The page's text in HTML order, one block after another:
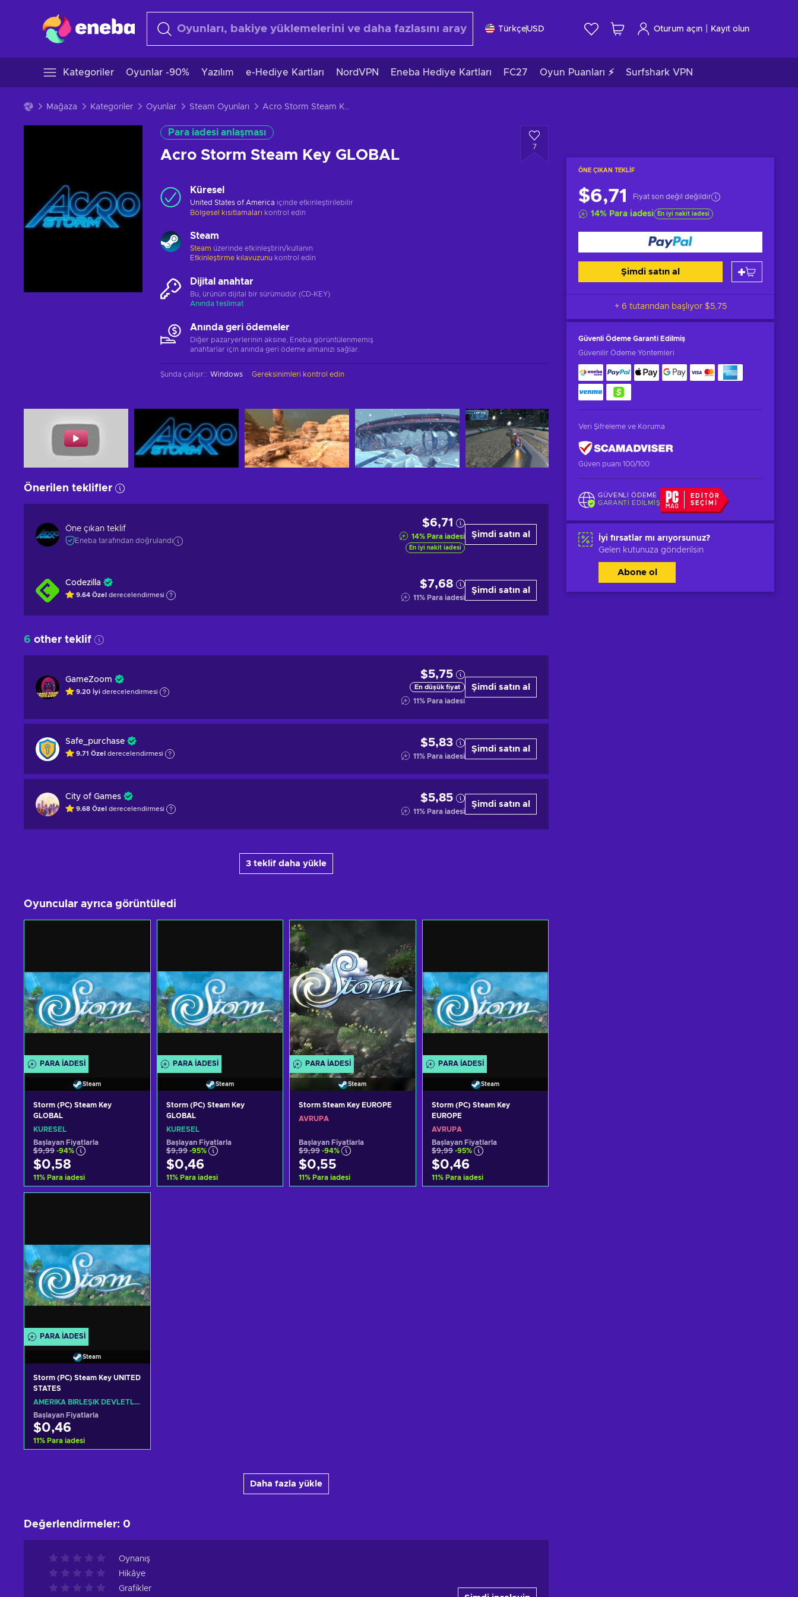
TürkçeUSD Oturum açın Kayıt olun
Kategoriler Oyunlar -90% Yazılım e-Hediye Kartları NordVPN Eneba Hediye Kartları FC27 Oyun Puanları ⚡ Surfshark VPN
Mağaza Kategoriler Oyunlar Steam Oyunları Acro Storm Steam Key GLOBAL
Para iadesi anlaşması
Acro Storm Steam Key GLOBAL
7
ÖNE ÇIKAN TEKLIF
$6,71 Fiyat son değil değildir
14% Para iadesi En iyi nakit iadesi
Şimdi satın al
+ 6 tutarından başlıyor $5,75
Güvenli Ödeme Garanti Edilmiş
Güvenilir Ödeme Yöntemleri
Veri Şifreleme ve Koruma
Güven puanı 100/100
GÜVENLI ÖDEME
GARANTI EDILMIŞ
EDITÖR
SEÇIMI
İyi fırsatlar mı arıyorsunuz?
Gelen kutunuza gönderilsin
Abone ol
Küresel
United States of America içinde etkinleştirilebilir
Bölgesel kısıtlamaları kontrol edin
Steam
Steam üzerinde etkinleştirin/kullanın
Etkinleştirme kılavuzunu kontrol edin
Dijital anahtar
Bu, ürünün dijital bir sürümüdür (CD-KEY)
Anında teslimat
Anında geri ödemeler
Diğer pazaryerlerinin aksine, Eneba görüntülenmemiş
anahtarlar için anında geri ödeme almanızı sağlar.
Şunda çalışır:: Windows Gereksinimleri kontrol edin
Önerilen teklifler
Öne çıkan teklif
Eneba tarafından doğrulandı
$6,71
14% Para iadesi
En iyi nakit iadesi
Şimdi satın al
Codezilla
9.64 Özel derecelendirmesi
$7,68
11% Para iadesi
Şimdi satın al
6 other teklif
GameZoom
9.20 İyi derecelendirmesi
$5,75
En düşük fiyat
11% Para iadesi
Şimdi satın al
Safe_purchase
9.71 Özel derecelendirmesi
$5,83
11% Para iadesi
Şimdi satın al
City of Games
9.68 Özel derecelendirmesi
$5,85
11% Para iadesi
Şimdi satın al
3 teklif daha yükle
Oyuncular ayrıca görüntüledi
PARA IADESI
Steam
Storm (PC) Steam Key
GLOBAL
KÜRESEL
Başlayan Fiyatlarla
$9,99 -94%
$0,58
11% Para iadesi
PARA IADESI
Steam
Storm (PC) Steam Key
GLOBAL
KÜRESEL
Başlayan Fiyatlarla
$9,99 -95%
$0,46
11% Para iadesi
PARA IADESI
Steam
Storm Steam Key EUROPE
AVRUPA
Başlayan Fiyatlarla
$9,99 -94%
$0,55
11% Para iadesi
PARA IADESI
Steam
Storm (PC) Steam Key
EUROPE
AVRUPA
Başlayan Fiyatlarla
$9,99 -95%
$0,46
11% Para iadesi
PARA IADESI
Steam
Storm (PC) Steam Key UNITED
STATES
AMERIKA BIRLEŞIK DEVLETLERI
Başlayan Fiyatlarla
$0,46
11% Para iadesi
Daha fazla yükle
Değerlendirmeler: 0
Oynanış
Hikâye
Grafikler